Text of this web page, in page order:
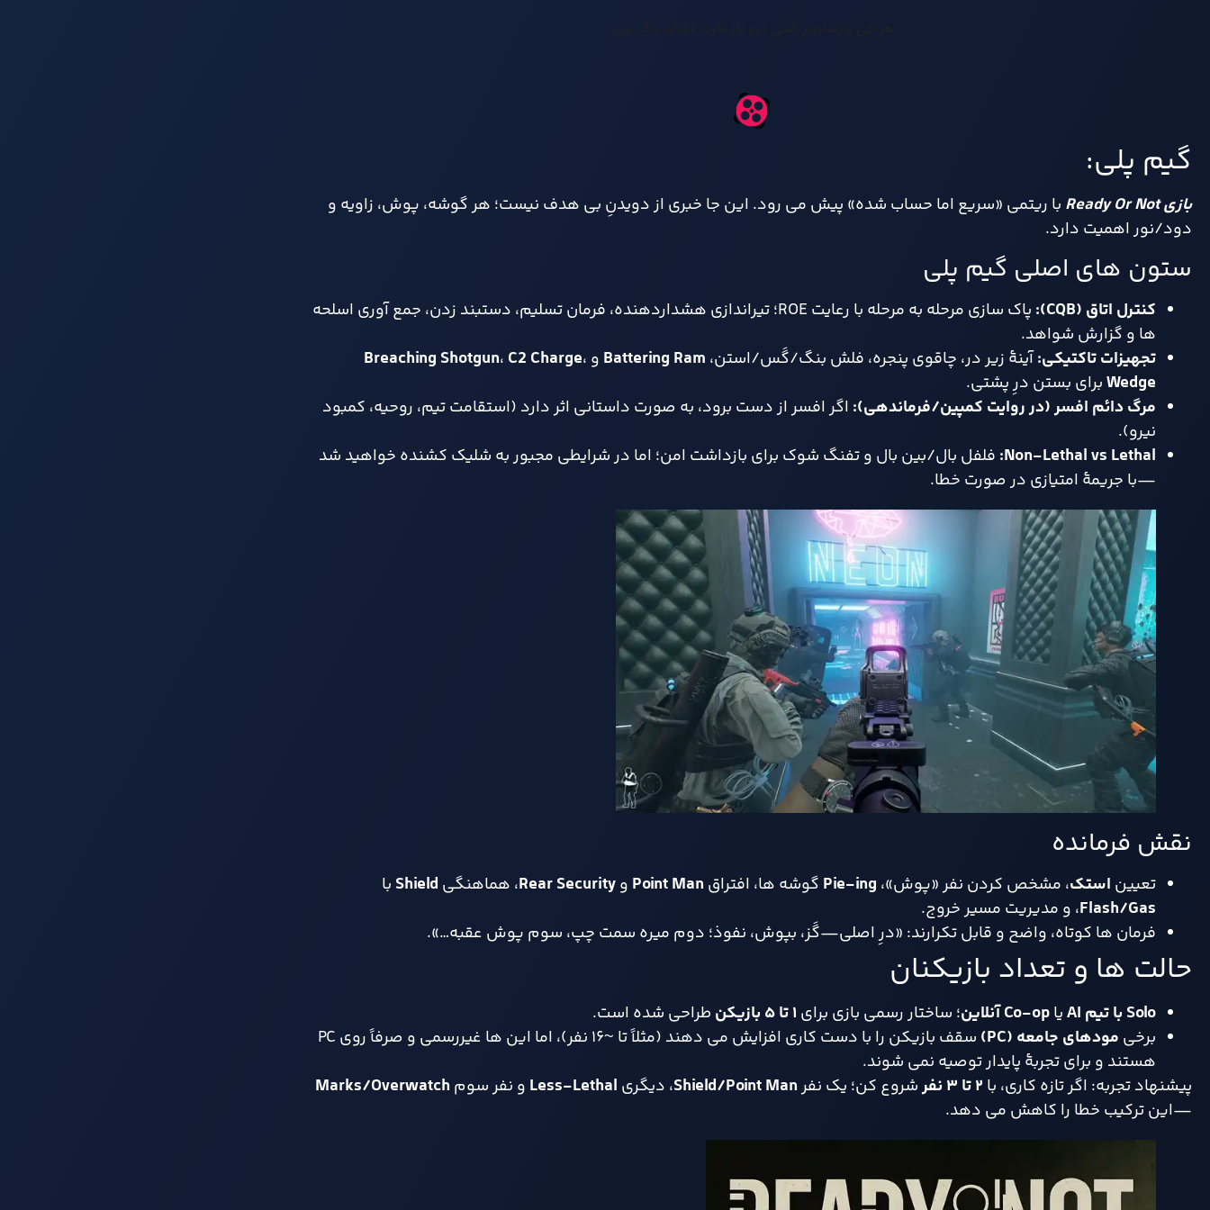
گیم پلی:
بازیReady Or Not
با ریتمی «سریع اما حساب شده» پیش می رود. این جا خبری از دویدنِ بی هدف نیست؛ هر گوشه، پوش، زاویه و
دود/نور اهمیت دارد.
ستون های اصلی گیم پلی
کنترل اتاق (CQB):
پاک سازی مرحله به مرحله با رعایت ROE؛ تیراندازی هشداردهنده، فرمان تسلیم، دستبند زدن، جمع آوری اسلحه
ها و گزارش شواهد.
تجهیزات تاکتیکی:آینهٔ زیر در، چاقوی پنجره، فلش بنگ/گَس/استن، Battering Ram و Breaching Shotgun، C2 Charge،
Wedgeبرای بستن درِ پشتی.
مرگ دائم افسر (در روایت کمپین/فرماندهی): اگر افسر از دست برود، به صورت داستانی اثر دارد (استقامت تیم، روحیه، کمبود
نیرو).
Non-Lethal vs Lethal: فلفل بال/بین بال و تفنگ شوک برای بازداشت امن؛ اما در شرایطی مجبور به شلیک کشنده خواهید شد
—با جریمهٔ امتیازی در صورت خطا.
نقش فرمانده
تعیین استک، مشخص کردن نفر «پوش»، Pie-ing گوشه ها، افتراق Point Man وRear Security، هماهنگی Shield با
Flash/Gas، و مدیریت مسیر خروج.
فرمان ها کوتاه، واضح و قابل تکرارند: «درِ اصلی—گَز، بپوش، نفوذ؛ دوم میره سمت چپ، سوم پوش عقبه…».
حالت ها و تعداد بازیکنان
Solo با تیم یاCo-op آنلاین ؛ ساختار رسمی بازی برای ۱تا۵ بازیکن
طراحی شده است.
برخی مودهای جامعه (PC)
سقف بازیکن را با دست کاری افزایش می دهند (مثلاً تا ~۱۶ نفر)، اما این ها غیررسمی و صرفاً روی PC
هستند و برای تجربهٔ پایدار توصیه نمی شوند.
پیشنهاد تجربه: اگر تازه کاری، با ۲تا ۳ نفر شروع کن؛ یک نفرShield/Point Man، دیگری Less-Lethal و نفر سوم Marks/Overwatch
—این ترکیب خطا را کاهش می دهد.